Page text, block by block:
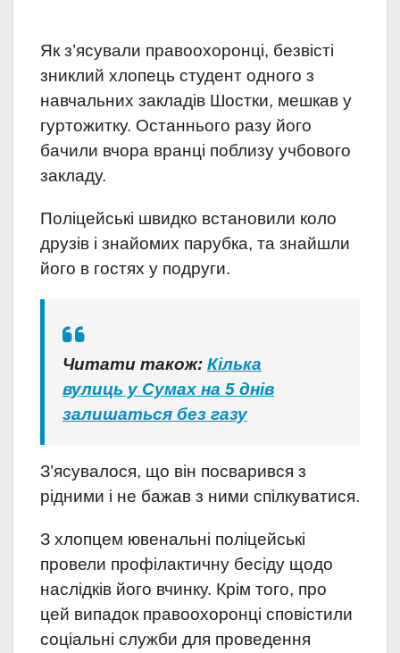
Як з’ясували правоохоронці, безвісті
зниклий хлопець студент одного з
навчальних закладів Шостки, мешкав у
гуртожитку. Останнього разу його
бачили вчора вранці поблизу учбового
закладу.
Поліцейські швидко встановили коло
друзів і знайомих парубка, та знайшли
його в гостях у подруги.
Читати також: Кілька
вулиць у Сумах на 5 днів
залишаться без газу
З’ясувалося, що він посварився з
рідними і не бажав з ними спілкуватися.
З хлопцем ювенальні поліцейські
провели профілактичну бесіду щодо
наслідків його вчинку. Крім того, про
цей випадок правоохоронці сповістили
соціальні служби для проведення